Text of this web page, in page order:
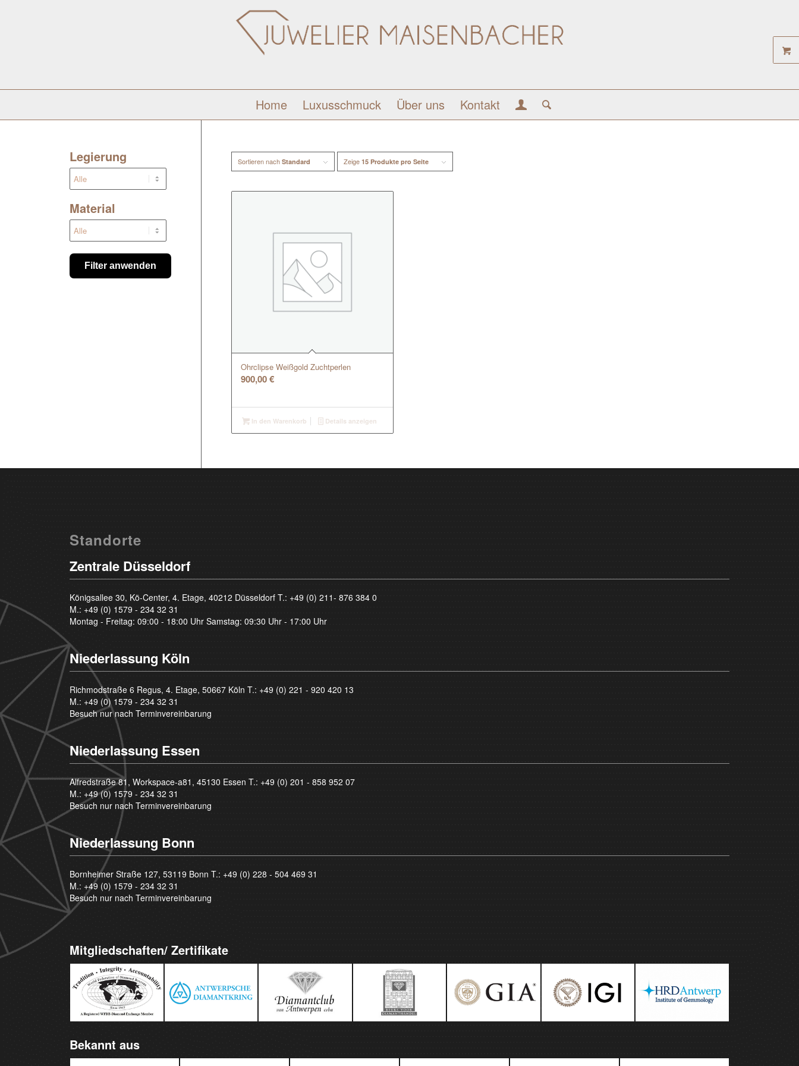
Home Luxusschmuck Über uns Kontakt
Sortieren nachStandard Zeige15 Produkte pro Seite
Ohrclipse Weißgold Zuchtperlen
900,00€
In den Warenkorb Details anzeigen
Legierung
Material
Filter anwenden
Standorte
Zentrale Düsseldorf
Königsallee 30, Kö-Center, 4. Etage, 40212 Düsseldorf T.: +49 (0) 211- 876 384 0
M.: +49 (0) 1579 - 234 32 31
Montag - Freitag: 09:00 - 18:00 Uhr Samstag: 09:30 Uhr - 17:00 Uhr
Niederlassung Köln
Richmodstraße 6 Regus, 4. Etage, 50667 Köln T.: +49 (0) 221 - 920 420 13
M.: +49 (0) 1579 - 234 32 31
Besuch nur nach Terminvereinbarung
Niederlassung Essen
Alfredstraße 81, Workspace-a81, 45130 Essen T.: +49 (0) 201 - 858 952 07
M.: +49 (0) 1579 - 234 32 31
Besuch nur nach Terminvereinbarung
Niederlassung Bonn
Bornheimer Straße 127, 53119 Bonn T.: +49 (0) 228 - 504 469 31
M.: +49 (0) 1579 - 234 32 31
Besuch nur nach Terminvereinbarung
Mitgliedschaften/ Zertifikate
Bekannt aus